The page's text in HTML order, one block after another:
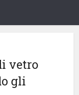
vetro
gli